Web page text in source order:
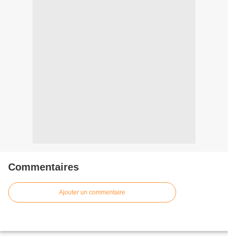
Commentaires
Ajouter un commentaire